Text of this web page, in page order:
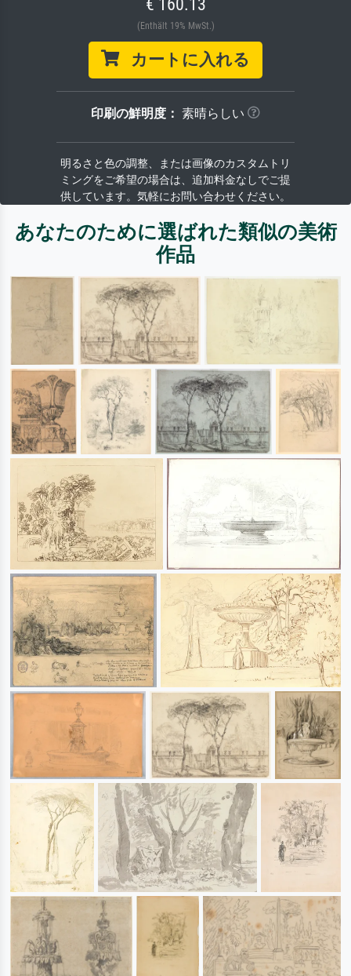
€ 160.13
(Enthält 19% MwSt.)
カートに入れる
印刷の鮮明度： 素晴らしい
明るさと色の調整、または画像のカスタムトリ
ミングをご希望の場合は、追加料金なしでご提
供しています。気軽にお問い合わせください。
あなたのために選ばれた類似の美術
作品